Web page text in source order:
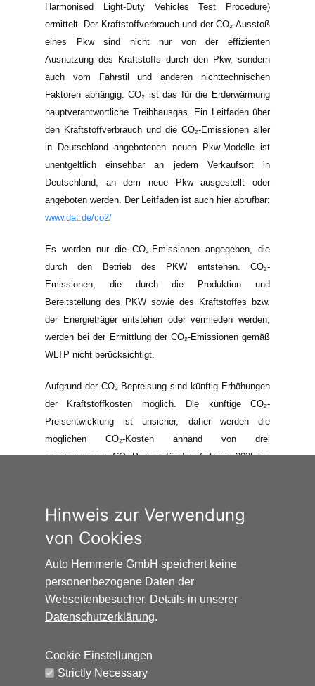
Harmonised Light-Duty Vehicles Test Procedure)
ermittelt. Der Kraftstoffverbrauch und der CO₂-Ausstoß
eines Pkw sind nicht nur von der effizienten
Ausnutzung des Kraftstoffs durch den Pkw, sondern
auch vom Fahrstil und anderen nichttechnischen
Faktoren abhängig. CO₂ ist das für die Erderwärmung
hauptverantwortliche Treibhausgas. Ein Leitfaden über
den Kraftstoffverbrauch und die CO₂-Emissionen aller
in Deutschland angebotenen neuen Pkw-Modelle ist
unentgeltlich einsehbar an jedem Verkaufsort in
Deutschland, an dem neue Pkw ausgestellt oder
angeboten werden. Der Leitfaden ist auch hier abrufbar:
www.dat.de/co2/
Es werden nur die CO₂-Emissionen angegeben, die
durch den Betrieb des PKW entstehen. CO₂-
Emissionen, die durch die Produktion und
Bereitstellung des PKW sowie des Kraftstoffes bzw.
der Energieträger entstehen oder vermieden werden,
werden bei der Ermittlung der CO₂-Emissionen gemäß
WLTP nicht berücksichtigt.
Aufgrund der CO₂-Bepreisung sind künftig Erhöhungen
der Kraftstoffkosten möglich. Die künftige CO₂-
Preisentwicklung ist unsicher, daher werden die
möglichen CO₂-Kosten anhand von drei
angenommenen CO₂-Preisen für den Zeitraum 2025 bis
zugrundeliegenden Modellrechnungen ausfallen. Die
CO₂-Kosten sind beim Tanken mit den Kraftstoffkosten
zu bezahlen. Weitere Informationen unter
www.alternativ-mobil.info.
Auto Hemmerle GmbH · Wasserburger
Landstraße 137-141 · 81827 München
Hinweis zur Verwendung
von Cookies
Auto Hemmerle GmbH speichert keine
personenbezogene Daten der
Webseitenbesucher. Details in unserer
Datenschutzerklärung.
Cookie Einstellungen
Strictly Necessary